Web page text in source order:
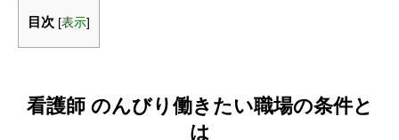
目次 [表示]
看護師 のんびり働きたい職場の条件と
は